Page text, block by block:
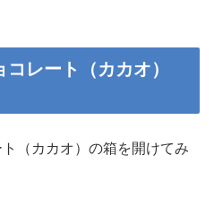
レート（カカオ）
（カカオ）の箱を開けてみ